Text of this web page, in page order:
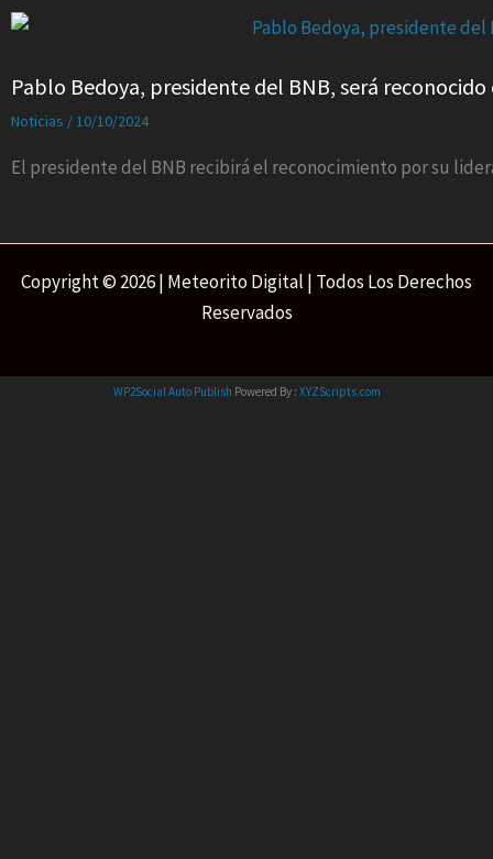
Pablo Bedoya, presidente del BNB, será
Noticias /10/10/2024
El presidente del BNB recibirá el reconocimiento por su
Copyright © 2026 | Meteorito Digital | Todos Los Derechos
Reservados
WP2Social Auto Publish Powered By : XYZScripts.com